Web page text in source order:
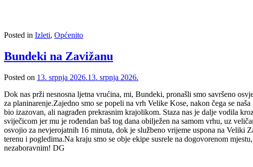
Posted in Izleti, Općenito
Bundeki na Zavižanu
Posted on 13. srpnja 2026.13. srpnja 2026.
Dok nas prži nesnosna ljetna vrućina, mi, Bundeki, pronašli smo savršeno
za planinarenje.Zajedno smo se popeli na vrh Velike Kose, nakon čega se
bio izazovan, ali nagrađen prekrasnim krajolikom. Staza nas je dalje vodila
sviječicom jer mu je rođendan baš tog dana obilježen na samom vrhu, uz
osvojio za nevjerojatnih 16 minuta, dok je službeno vrijeme uspona na Veliki
terenu i pogledima.Na kraju smo se obje ekipe susrele na dogovorenom
nezaboravnim! DG